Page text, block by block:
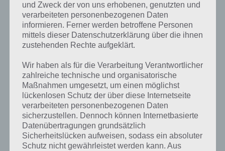
Wenn die Lösung, die wir dir oben vorgestellt haben, nicht mehr
aktuell sein sollte oder ein Wort in der Lösung von 94 Prozent fehlt,
so teile uns die korrekten Lösungen einfach in den Kommentaren
mit. Nur so können wir stets die aktuellen Antworten auf die
zahlreichen Fragen und Sachverhalte in der App geben. Da die
Entwickler die Lösungen immer mal wieder verändern.
Darum geht es bei 94%
Was ist 94%? In der App 94% musst du auf Basis eines Bildes oder
einer Aussage die Antworten herausfinden, die von anderen Spielern
am häufigsten genannt worden sind. Nur so kannst du das nächste
Level freischalten. Zusammenaddiert ergeben alle Antworten 94
und Zweck der von uns erhobenen, genutzten und
verarbeiteten personenbezogenen Daten
informieren. Ferner werden betroffene Personen
mittels dieser Datenschutzerklärung über die ihnen
zustehenden Rechte aufgeklärt.
Wir haben als für die Verarbeitung Verantwortlicher
zahlreiche technische und organisatorische
Maßnahmen umgesetzt, um einen möglichst
lückenlosen Schutz der über diese Internetseite
verarbeiteten personenbezogenen Daten
sicherzustellen. Dennoch können Internetbasierte
Datenübertragungen grundsätzlich
Sicherheitslücken aufweisen, sodass ein absoluter
Schutz nicht gewährleistet werden kann. Aus